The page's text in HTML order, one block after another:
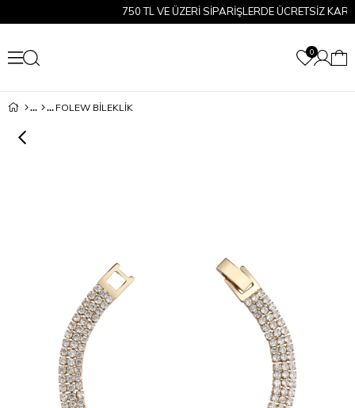
750 TL VE ÜZERİ SİPARİŞLERDE ÜCRETSİZ KARGO!
0
FOLEW BİLEKLİK